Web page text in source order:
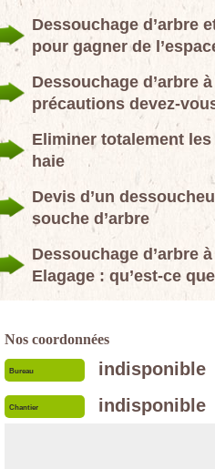
Dessouchage d’arbre
pour gagner de
Dessouchage d’arbre
précautions devez-
Eliminer totalement les
haie
Devis d’un
souche d’arbre
Dessouchage d’arbre
Elagage : qu’est-ce
Nos coordonnées
Bureau indisponible
Chantier indisponible